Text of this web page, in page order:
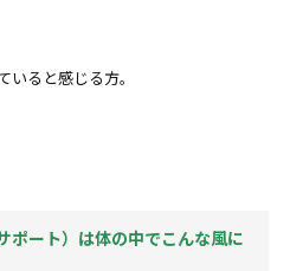
ると感じる方。
ポート）は体の中でこんな風に